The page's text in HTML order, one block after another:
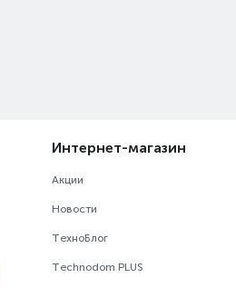
Интернет-магазин
Акции
Новости
ТехноБлог
Technodom PLUS